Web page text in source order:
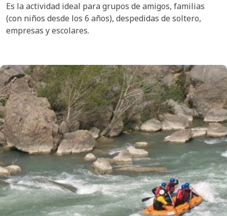
Es la actividad ideal para grupos de amigos, familias
(con niños desde los 6 años), despedidas de soltero,
empresas y escolares.